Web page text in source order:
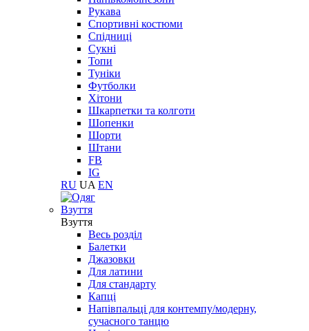
Рукава
Спортивні костюми
Спідниці
Сукні
Топи
Туніки
Футболки
Хітони
Шкарпетки та колготи
Шопенки
Шорти
Штани
FB
IG
RU UA EN
Взуття
Взуття
Весь розділ
Балетки
Джазовки
Для латини
Для стандарту
Капці
Напівпальці для контемпу/модерну,
сучасного танцю